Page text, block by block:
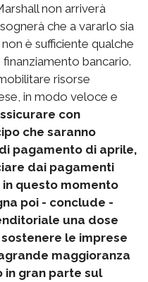
non arriverà
che a vararlo sia
è sufficiente qualche
bancario.
risorse
in modo veloce e
con
che saranno
pagamento di aprile,
dai pagamenti
in questo momento
poi - conclude -
una dose
le imprese
maggioranza
in gran parte sul